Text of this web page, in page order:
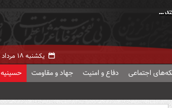
یکشنبه ۱۸ مرداد ۱۴۰۵ -
اجتماعی دفاع و امنیت جهاد و مقاومت حسینیه